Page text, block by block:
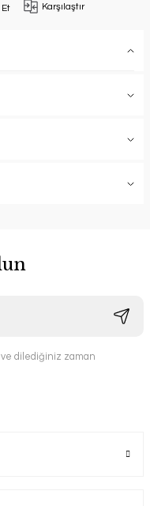
Et Karşılaştır
ve dilediğiniz zaman